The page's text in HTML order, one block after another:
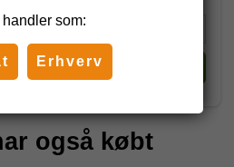
også købt
som:
Erhverv